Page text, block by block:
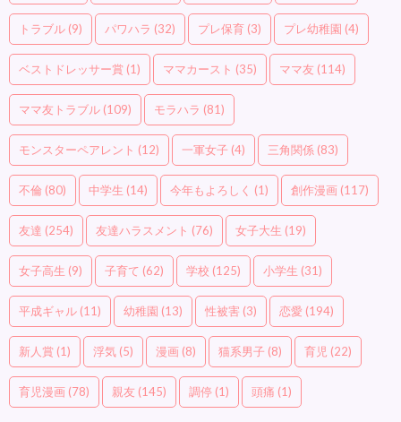
トラブル (9) パワハラ (32) プレ保育 (3) プレ幼稚園 (4)
ベストドレッサー賞 (1) ママカースト (35) ママ友 (114)
ママ友トラブル (109) モラハラ (81)
モンスターペアレント (12) 一軍女子 (4) 三角関係 (83)
不倫 (80) 中学生 (14) 今年もよろしく (1) 創作漫画 (117)
友達 (254) 友達ハラスメント (76) 女子大生 (19)
女子高生 (9) 子育て (62) 学校 (125) 小学生 (31)
平成ギャル (11) 幼稚園 (13) 性被害 (3) 恋愛 (194)
新人賞 (1) 浮気 (5) 漫画 (8) 猫系男子 (8) 育児 (22)
育児漫画 (78) 親友 (145) 調停 (1) 頭痛 (1)